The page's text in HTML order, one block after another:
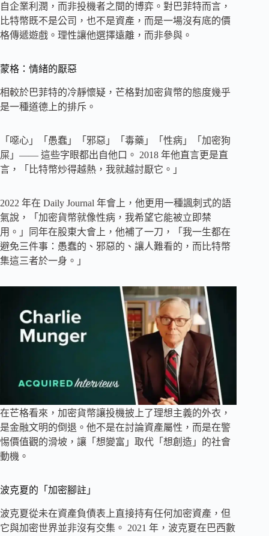
自企業利潤，而非投機者之間的博弈。對巴菲特而言，
比特幣既不是公司，也不是資產，而是一場沒有底的價
格傳遞遊戲。理性讓他選擇遠離，而非參與。
蒙格：情緒的厭惡
相較於巴菲特的冷靜懷疑，芒格對加密貨幣的態度幾乎
是一種道德上的排斥。
「噁心」「愚蠢」「邪惡」「毒藥」「性病」「加密狗
屎」—— 這些字眼都出自他口。 2018 年他直言更是直
言，「比特幣炒得越熱，我就越討厭它。」
2022 年在 Daily Journal 年會上，他更用一種諷刺式的語
氣說，「加密貨幣就像性病，我希望它能被立即禁
用。」同年在股東大會上，他補了一刀，「我一生都在
避免三件事：愚蠢的、邪惡的、讓人難看的，而比特幣
集這三者於一身。」
在芒格看來，加密貨幣讓投機披上了理想主義的外衣，
是金融文明的倒退。他不是在討論資產屬性，而是在警
惕價值觀的滑坡，讓「想變富」取代「想創造」的社會
動機。
波克夏的「加密腳註」
波克夏從未在資產負債表上直接持有任何加密資產，但
它與加密世界並非沒有交集。 2021 年，波克夏在巴西數